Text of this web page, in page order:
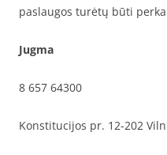
paslaugos turėtų būti
Jugma
8 657 64300
Konstitucijos pr. 12-202